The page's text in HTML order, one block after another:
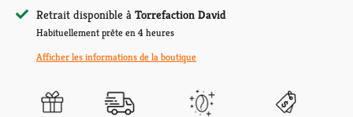
Retrait disponible à Torrefaction David
Habituellement prête en 4 heures
Afficher les informations de la boutique